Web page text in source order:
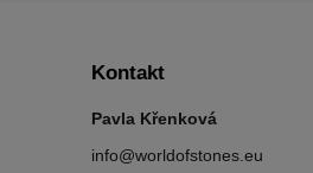
Kontakt
Pavla Křenková
info@worldofstones.eu